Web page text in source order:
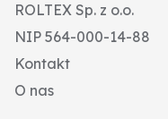
ROLTEX Sp. z o.o.
NIP 564-000-14-88
Kontakt
O nas